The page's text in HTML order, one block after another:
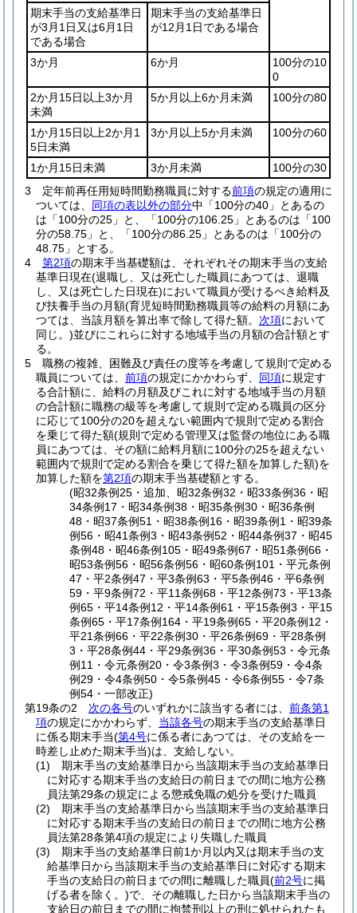
期末手当の支給基準日
が3月1日又は6月1日
である場合
期末手当の支給基準日
が12月1日である場合
3か月 6か月
100分の10
0
2か月15日以上3か月
未満
5か月以上6か月未満 100分の80
1か月15日以上2か月1
5日未満
3か月以上5か月未満 100分の60
1か月15日未満 3か月未満
100分の30
3
定年前再任用短時間勤務職員に対する前項の規定の適用に
ついては、 同項の表以外の部分中「100分の40」とあるの
は「100分の25」と、「100分の106.25」とあるのは「100
分の58.75」と、「100分の86.25」とあるのは「100分の
48.75」とする。
4
第2項の期末手当基礎額は、それぞれその期末手当の支給
基準日現在(退職し、又は死亡した職員にあつては、退職
し、又は死亡した日現在)において職員が受けるべき給料及
び扶養手当の月額(育児短時間勤務職員等の給料の月額にあ
つては、当該月額を算出率で除して得た額。 次項において
同じ。)並びにこれらに対する地域手当の月額の合計額とす
る。
5
職務の複雑、困難及び責任の度等を考慮して規則で定める
職員については、 前項の規定にかかわらず、 同項に規定す
る合計額に、給料の月額及びこれに対する地域手当の月額
の合計額に職務の級等を考慮して規則で定める職員の区分
に応じて100分の20を超えない範囲内で規則で定める割合
を乗じて得た額(規則で定める管理又は監督の地位にある職
員にあつては、その額に給料月額に100分の25を超えない
範囲内で規則で定める割合を乗じて得た額を加算した額)を
加算した額を第2項の期末手当基礎額とする。
(昭32条例25・追加、昭32条例32・昭33条例36・昭
34条例17・昭34条例38・昭35条例30・昭36条例
48・昭37条例51・昭38条例16・昭39条例1・昭39条
例56・昭41条例3・昭43条例52・昭44条例37・昭45
条例48・昭46条例105・昭49条例67・昭51条例66・
昭53条例56・昭56条例56・昭60条例101・平元条例
47・平2条例47・平3条例63・平5条例46・平6条例
59・平9条例72・平11条例68・平12条例73・平13条
例65・平14条例12・平14条例61・平15条例3・平15
条例65・平17条例164・平19条例65・平20条例12・
平21条例66・平22条例30・平26条例69・平28条例
3・平28条例44・平29条例36・平30条例53・令元条
例11・令元条例20・令3条例3・令3条例59・令4条
例29・令4条例50・令5条例45・令6条例55・令7条
例54・一部改正)
第19条の2
次の各号のいずれかに該当する者には、 前条第1
項の規定にかかわらず、 当該各号の期末手当の支給基準日
に係る期末手当(第4号に係る者にあつては、その支給を一
時差し止めた期末手当)は、支給しない。
(1)
期末手当の支給基準日から当該期末手当の支給基準日
に対応する期末手当の支給日の前日までの間に地方公務
員法第29条の規定による懲戒免職の処分を受けた職員
(2)
期末手当の支給基準日から当該期末手当の支給基準日
に対応する期末手当の支給日の前日までの間に地方公務
員法第28条第4項の規定により失職した職員
(3)
期末手当の支給基準日前1か月以内又は期末手当の支
給基準日から当該期末手当の支給基準日に対応する期末
手当の支給日の前日までの間に離職した職員(前2号に掲
げる者を除く。)で、その離職した日から当該期末手当の
支給日の前日までの間に拘禁刑以上の刑に処せられたも